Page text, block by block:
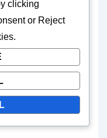
accrue qu’elle
rôles, y compris
un soutien contre
coordinateurs
en fonction de la
pour
clicking
or Reject